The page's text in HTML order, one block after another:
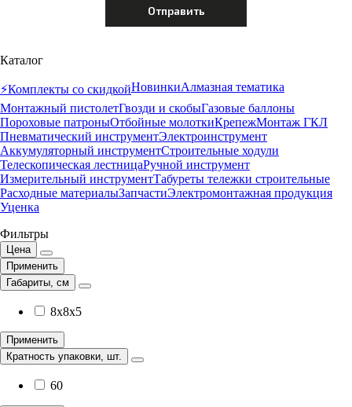
Каталог
⚡️Комплекты со скидкойНовинкиАлмазная тематика
Монтажный пистолетГвозди и скобыГазовые баллоны
Пороховые патроныОтбойные молоткиКрепежМонтаж ГКЛ
Пневматический инструментЭлектроинструмент
Аккумуляторный инструментСтроительные ходули
Телескопическая лестницаРучной инструмент
Измерительный инструментТабуреты тележки строительные
Расходные материалыЗапчастиЭлектромонтажная продукция
Уценка
Фильтры
Цена
Применить
Габариты, см
8x8x5
Применить
Кратность упаковки, шт.
60